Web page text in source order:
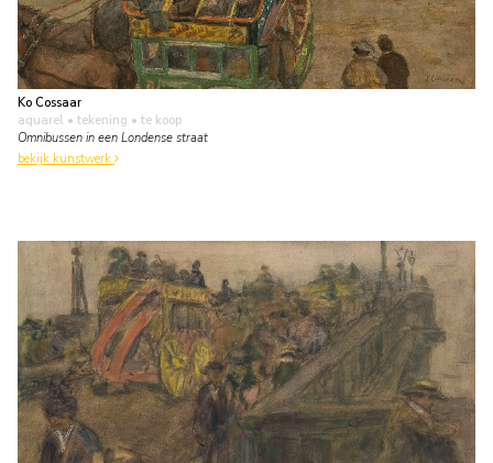
Ko Cossaar
aquarel • tekening • te koop
Omnibussen in een Londense straat
bekijk kunstwerk